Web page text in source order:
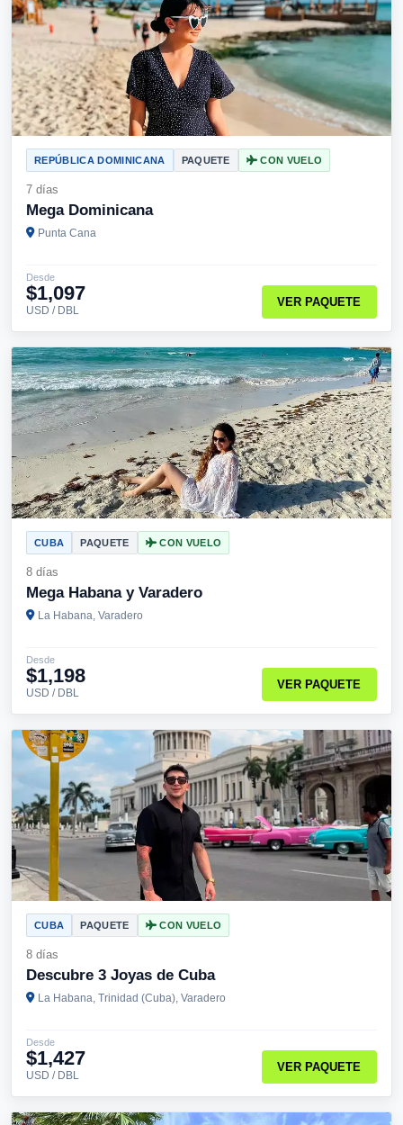
REPÚBLICA DOMINICANA PAQUETE CON VUELO
7 días
Mega Dominicana
Punta Cana
Desde
$1,097
USD / DBL
VER PAQUETE
CUBA PAQUETE CON VUELO
8 días
Mega Habana y Varadero
La Habana, Varadero
Desde
$1,198
USD / DBL
VER PAQUETE
CUBA PAQUETE CON VUELO
8 días
Descubre 3 Joyas de Cuba
La Habana, Trinidad (Cuba), Varadero
Desde
$1,427
USD / DBL
VER PAQUETE